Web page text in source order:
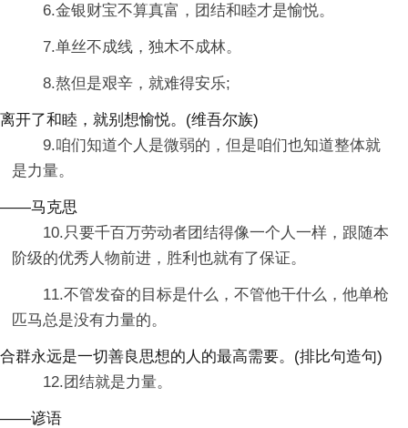
6.金银财宝不算真富，团结和睦才是愉悦。
7.单丝不成线，独木不成林。
8.熬但是艰辛，就难得安乐;
离开了和睦，就别想愉悦。(维吾尔族)
9.咱们知道个人是微弱的，但是咱们也知道整体就
是力量。
——马克思
10.只要千百万劳动者团结得像一个人一样，跟随本
阶级的优秀人物前进，胜利也就有了保证。
11.不管发奋的目标是什么，不管他干什么，他单枪
匹马总是没有力量的。
合群永远是一切善良思想的人的最高需要。(排比句造句)
12.团结就是力量。
——谚语